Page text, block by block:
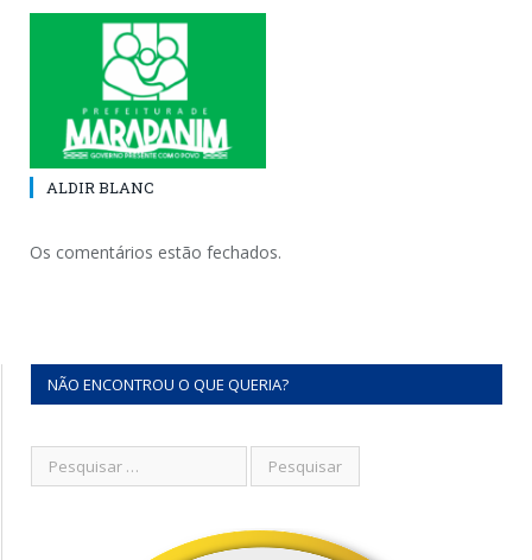
ALDIR BLANC
Os comentários estão fechados.
NÃO ENCONTROU O QUE QUERIA?